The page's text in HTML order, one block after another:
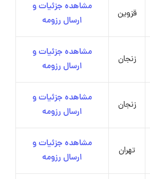
قزوین
مشاهده جزئیات و
ارسال رزومه
زنجان
مشاهده جزئیات و
ارسال رزومه
زنجان
مشاهده جزئیات و
ارسال رزومه
تهران
مشاهده جزئیات و
ارسال رزومه